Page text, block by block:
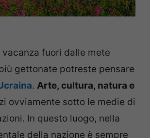
vacanza fuori dalle mete
gettonate potreste pensare
. Arte, cultura, natura e
ovviamente sotto le medie di
In questo luogo, nella
della nazione è sempre